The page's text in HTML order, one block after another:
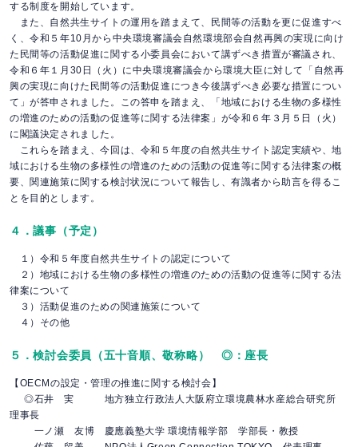
する制度を開始しています。
また、自然共生サイトの運用を踏まえて、民間等の活動を更に促進すべ
く、令和５年10月から中央環境審議会自然環境部会自然再興の実現に向け
た民間等の活動促進に関する小委員会において講ずべき措置が審議され、
令和６年１月30日（火）に中央環境審議会から環境大臣に対して「自然再
興の実現に向けた民間等の活動促進につき今後講ずべき必要な措置につい
て」が答申されました。この答申を踏まえ、「地域における生物の多様性
の増進のための活動の促進等に関する法律案」が令和６年３月５日（火）
に閣議決定されました。
これらを踏まえ、今回は、令和５年度の自然共生サイト認定実績や、地
域における生物の多様性の増進のための活動の促進等に関する法律案の概
要、関連施策に関する検討状況について報告し、有識者から助言を得るこ
とを目的とします。
４．議事（予定）
１）令和５年度自然共生サイトの認定について
２）地域における生物の多様性の増進のための活動の促進等に関する法
律案について
３）活動促進のための関連施策について
４）その他
５．検討会委員（五十音順、敬称略） ◎：座長
【OECMの設定・管理の推進に関する検討会】
◎石井 実 地方独立行政法人大阪府立環境農林水産総合研究所
理事長
一ノ瀬 友博 慶應義塾大学 環境情報学部 学部長・教授